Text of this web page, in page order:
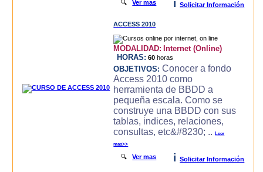
🔍Ver mas i Solicitar Información
ACCESS 2010
MODALIDAD: Internet (Online)
HORAS: 60 horas
OBJETIVOS: Conocer a fondo
Access 2010 como
herramienta de BBDD a
pequeña escala. Como se
construye una BBDD con sus
tablas, indices, relaciones,
consultas, etc&#8230; ..Leer
mas>>
🔍Ver mas i Solicitar Información